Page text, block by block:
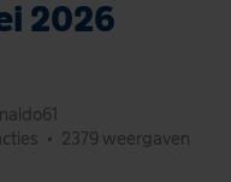
2026
• 2379 weergaven